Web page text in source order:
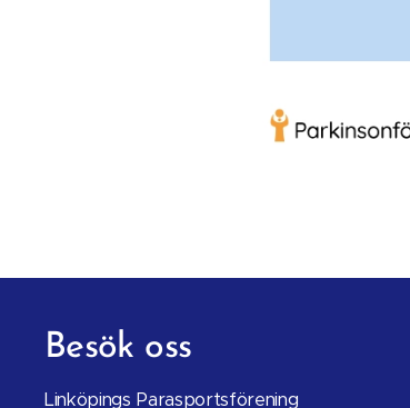
Besök oss
Linköpings Parasportsförening